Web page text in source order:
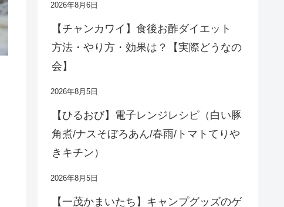
2026年8月6日
【チャンカワイ】食後お酢ダイエット
方法・やり方・効果は？【実際どうなの
会】
2026年8月5日
【ひるおび】電子レンジレシピ（白い豚
角煮/ナスそぼろあん/春雨/トマトてりや
きキチン）
2026年8月5日
【一茂かまいたち】キャンプグッズのゲ